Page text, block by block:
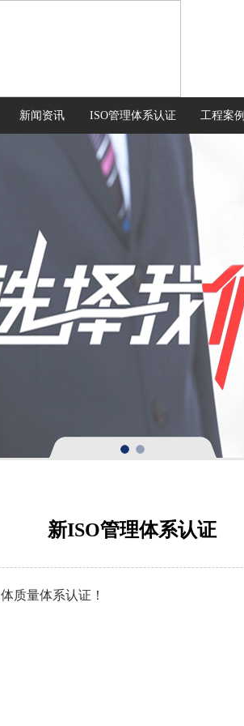
新闻资讯 ISO管理体系认证 工程案例
新ISO管理体系认证
质量体系认证！